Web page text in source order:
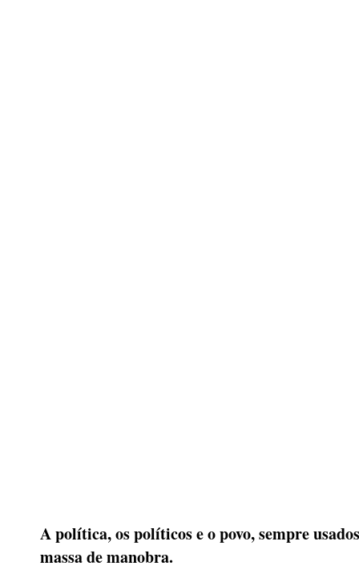
A política, os políticos e o povo, sempre
massa de manobra.